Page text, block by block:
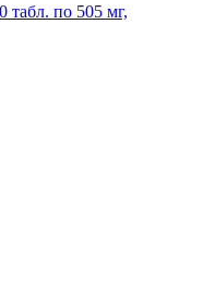
по 505 мг,